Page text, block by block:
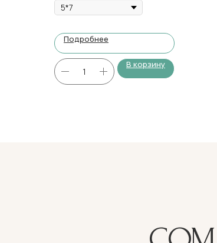
Подробнее
В корзину